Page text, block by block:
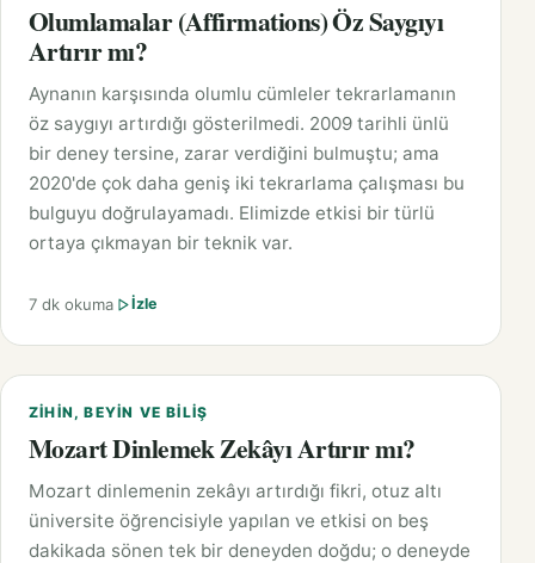
Olumlamalar (Affirmations) Öz Saygıyı
Artırır mı?
Aynanın karşısında olumlu cümleler tekrarlamanın
öz saygıyı artırdığı gösterilmedi. 2009 tarihli ünlü
bir deney tersine, zarar verdiğini bulmuştu; ama
2020'de çok daha geniş iki tekrarlama çalışması bu
bulguyu doğrulayamadı. Elimizde etkisi bir türlü
ortaya çıkmayan bir teknik var.
7 dk okuma İzle
ZIHIN, BEYIN VE BILIŞ
Mozart Dinlemek Zekâyı Artırır mı?
Mozart dinlemenin zekâyı artırdığı fikri, otuz altı
üniversite öğrencisiyle yapılan ve etkisi on beş
dakikada sönen tek bir deneyden doğdu; o deneyde